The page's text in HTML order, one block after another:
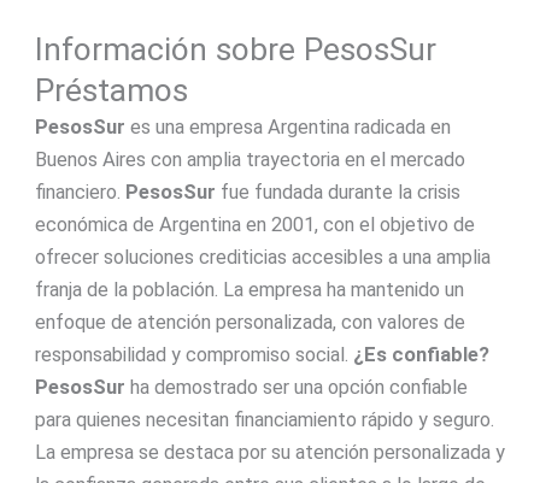
Información sobre PesosSur
Préstamos
PesosSur es una empresa Argentina radicada en
Buenos Aires con amplia trayectoria en el mercado
financiero. PesosSur fue fundada durante la crisis
económica de Argentina en 2001, con el objetivo de
ofrecer soluciones crediticias accesibles a una amplia
franja de la población. La empresa ha mantenido un
enfoque de atención personalizada, con valores de
responsabilidad y compromiso social. ¿Es confiable?
PesosSur ha demostrado ser una opción confiable
para quienes necesitan financiamiento rápido y seguro.
La empresa se destaca por su atención personalizada y